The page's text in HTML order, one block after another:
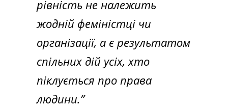
рівність не належить
жодній феміністці чи
організації, а є результатом
спільних дій усіх, хто
піклується про права
людини.”